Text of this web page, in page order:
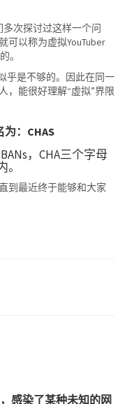
次探讨过这样一个问
可以称为虚拟YouTuber
。
乎是不够的。因此在同一
，能很好理解“虚拟”界限
： CHAS
，CHA三个字母
到最近终于能够和大家
感染了某种未知的网